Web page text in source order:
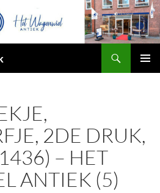
2DE DRUK,
– HET
ANTIEK (5)